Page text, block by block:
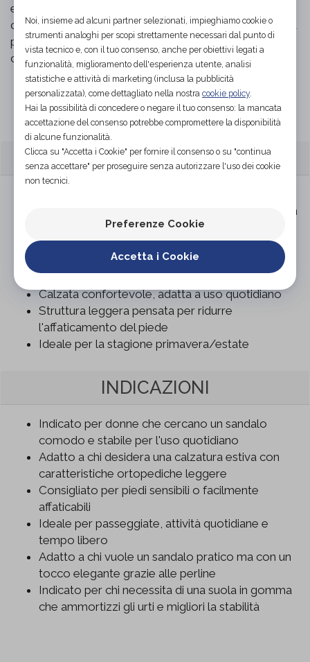
elegante senza rinunciare alla praticità. Ideale per chi
cerca una calzatura comoda, leggera e adatta anche a
piedi sensibili o che necessitano di un appoggio più
confortevole.
Organizza prova in negozio
CARATTERISTICHE
Tomaia in morbida pelle effetto suede colore tan
Fondo in gomma flessibile e antiscivolo
Design a infradito con supporto dell'arco
Decorazione con perline sulla fascia centrale
Calzata confortevole, adatta a uso quotidiano
Struttura leggera pensata per ridurre
l'affaticamento del piede
Ideale per la stagione primavera/estate
INDICAZIONI
Indicato per donne che cercano un sandalo
comodo e stabile per l'uso quotidiano
Adatto a chi desidera una calzatura estiva con
caratteristiche ortopediche leggere
Consigliato per piedi sensibili o facilmente
affaticabili
Ideale per passeggiate, attività quotidiane e
tempo libero
Adatto a chi vuole un sandalo pratico ma con un
tocco elegante grazie alle perline
Indicato per chi necessita di una suola in gomma
che ammortizzi gli urti e migliori la stabilità
Noi, insieme ad alcuni partner selezionati, impieghiamo cookie o
strumenti analoghi per scopi strettamente necessari dal punto di
vista tecnico e, con il tuo consenso, anche per obiettivi legati a
funzionalità, miglioramento dell'esperienza utente, analisi
statistiche e attività di marketing (inclusa la pubblicità
personalizzata), come dettagliato nella nostra cookie policy.
Hai la possibilità di concedere o negare il tuo consenso: la mancata
accettazione del consenso potrebbe compromettere la disponibilità
di alcune funzionalità.
Clicca su "Accetta i Cookie" per fornire il consenso o su "continua
senza accettare" per proseguire senza autorizzare l'uso dei cookie
non tecnici.
Preferenze Cookie
Accetta i Cookie